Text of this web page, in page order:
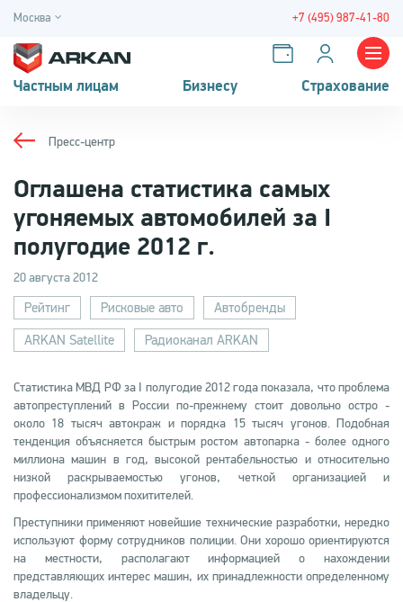
Москва +7 (495) 987-41-80
Частным лицам Бизнесу Страхование
Пресс-центр
Оглашена статистика самых
угоняемых автомобилей за I
полугодие 2012 г.
20 августа 2012
Рейтинг Рисковые авто
Автобренды
ARKAN Satellite
Радиоканал ARKAN
Статистика МВД РФ за I полугодие 2012 года показала, что проблема
автопреступлений в России по-прежнему стоит довольно остро -
около 18 тысяч автокраж и порядка 15 тысяч угонов. Подобная
тенденция объясняется быстрым ростом автопарка - более одного
миллиона машин в год, высокой рентабельностью и относительно
низкой раскрываемостью угонов, четкой организацией и
профессионализмом похитителей.
Преступники применяют новейшие технические разработки, нередко
используют форму сотрудников полиции. Они хорошо ориентируются
на местности, располагают информацией о нахождении
представляющих интерес машин, их принадлежности определенному
владельцу.